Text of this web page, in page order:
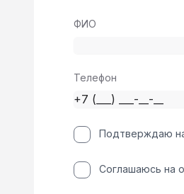
ФИО
Телефон
Подтверждаю
Соглашаюсь на